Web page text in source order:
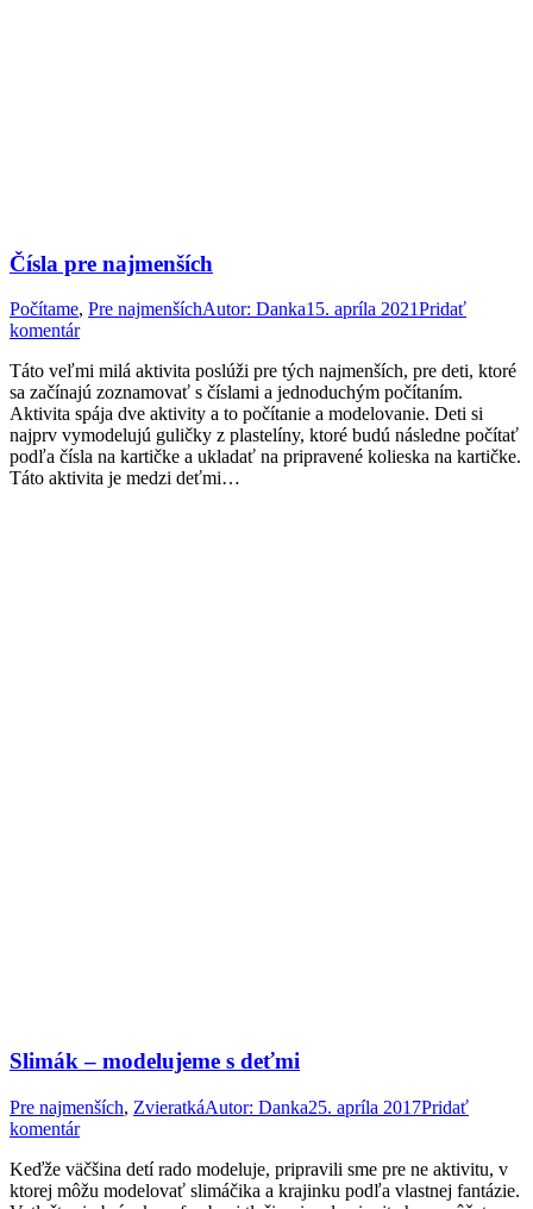
Čísla pre najmenších
Počítame, Pre najmenšíchAutor: Danka15. apríla 2021Pridať
komentár
Táto veľmi milá aktivita poslúži pre tých najmenších, pre deti, ktoré
sa začínajú zoznamovať s číslami a jednoduchým počítaním.
Aktivita spája dve aktivity a to počítanie a modelovanie. Deti si
najprv vymodelujú guličky z plastelíny, ktoré budú následne počítať
podľa čísla na kartičke a ukladať na pripravené kolieska na kartičke.
Táto aktivita je medzi deťmi…
Slimák – modelujeme s deťmi
Pre najmenších, ZvieratkáAutor: Danka25. apríla 2017Pridať
komentár
Keďže väčšina detí rado modeluje, pripravili sme pre ne aktivitu, v
ktorej môžu modelovať slimáčika a krajinku podľa vlastnej fantázie.